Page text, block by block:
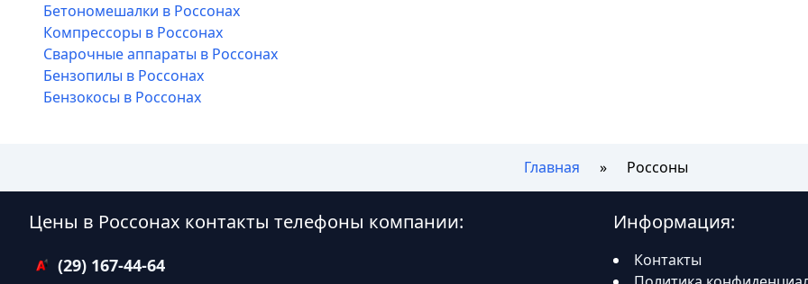
Бетономешалки в Россонах
Компрессоры в Россонах
Сварочные аппараты в Россонах
Бензопилы в Россонах
Бензокосы в Россонах
Главная Россоны
Цены в Россонах контакты телефоны компании:
(29) 167-44-64
Информация:
Контакты